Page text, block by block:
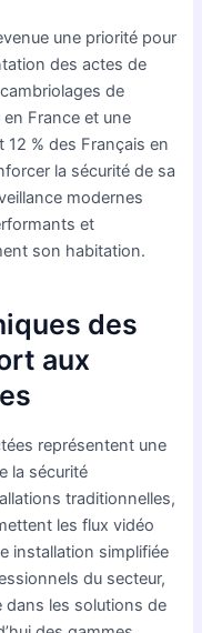
une priorité pour
des actes de
de
France et une
% des Français en
la sécurité de sa
modernes
et
son habitation.
des
aux
représentent une
la sécurité
traditionnelles,
les flux vidéo
installation simplifiée
du secteur,
dans les solutions de